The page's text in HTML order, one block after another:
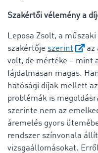
Szakértői vélemény a
Leposa Zsolt, a
szakértője szerint
az
volt, de mértéke – mint
fájdalmasan magas.
hatósági díjak mellett
problémák is
szerinte nem az
áremelés gyors
rendszer színvonala
vizsgaállomásokat.